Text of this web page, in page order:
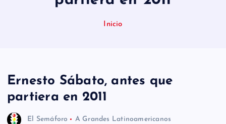
Inicio
Ernesto Sábato, antes que
partiera en 2011
El Semáforo
A Grandes Latinoamericanos